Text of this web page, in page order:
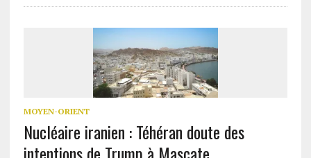
MOYEN-ORIENT
Nucléaire iranien : Téhéran doute des